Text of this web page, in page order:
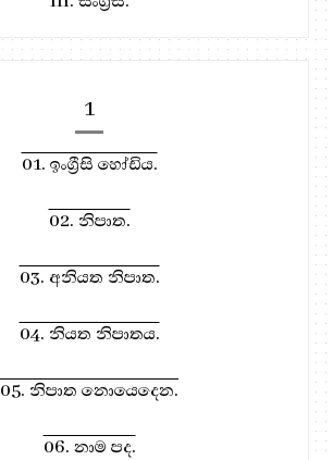
1
01. ඉංග්‍රීසි හෝඩිය.
02. නිපාත.
03. අනියත නිපාත.
04. නියත නිපාතය.
05. නිපාත නොයෙදෙන.
06. නාම පද.